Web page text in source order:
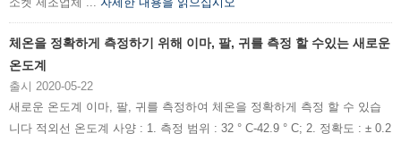
체온을 정확하게 측정하기 위해 이마, 팔, 귀를 측정 할 수있는 새로운
온도계
출시 2020-05-22
새로운 온도계 이마, 팔, 귀를 측정하여 체온을 정확하게 측정 할 수 있습
니다 적외선 온도계 사양 : 1. 측정 범위 : 32 ° C-42.9 ° C; 2. 정확도 : ± 0.2